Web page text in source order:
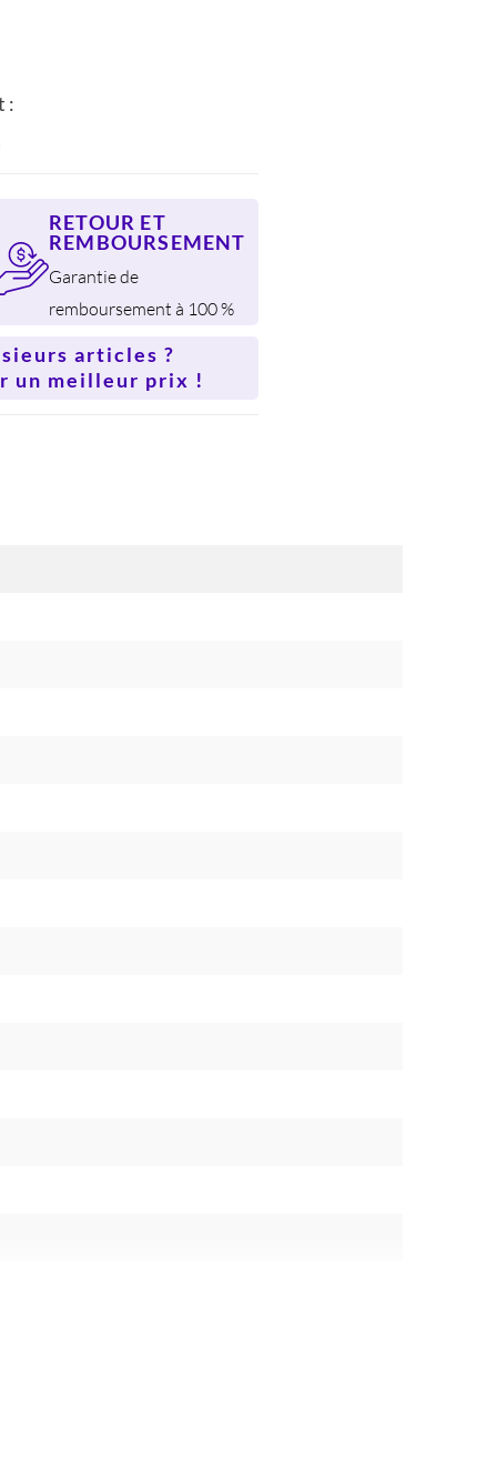
:
RETOUR ET
REMBOURSEMENT
Garantie de
remboursement à 100 %
articles ?
un meilleur prix !